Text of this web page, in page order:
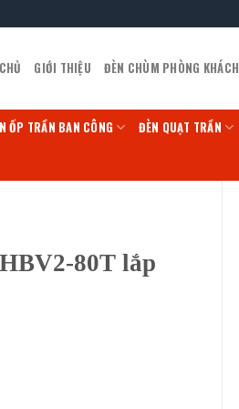
GIỚI THIỆU ĐÈN CHÙM PHÒNG KHÁCH
ỐP TRẦN BAN CÔNG ĐÈN QUẠT TRẦN
80T lắp